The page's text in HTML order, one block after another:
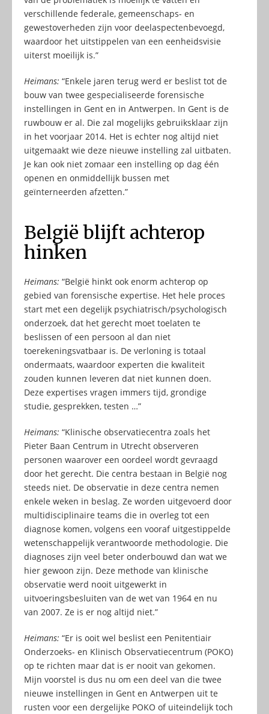
verschillende federale, gemeenschaps- en
gewestoverheden zijn voor deelaspectenbevoegd,
waardoor het uitstippelen van een eenheidsvisie
uiterst moeilijk is.”
Heimans: “Enkele jaren terug werd er beslist tot de
bouw van twee gespecialiseerde forensische
instellingen in Gent en in Antwerpen. In Gent is de
ruwbouw er al. Die zal mogelijks gebruiksklaar zijn
in het voorjaar 2014. Het is echter nog altijd niet
uitgemaakt wie deze nieuwe instelling zal uitbaten.
Je kan ook niet zomaar een instelling op dag één
openen en onmiddellijk bussen met
geïnterneerden afzetten.”
België blijft achterop
hinken
Heimans: “België hinkt ook enorm achterop op
gebied van forensische expertise. Het hele proces
start met een degelijk psychiatrisch/psychologisch
onderzoek, dat het gerecht moet toelaten te
beslissen of een persoon al dan niet
toerekeningsvatbaar is. De verloning is totaal
ondermaats, waardoor experten die kwaliteit
zouden kunnen leveren dat niet kunnen doen.
Deze expertises vragen immers tijd, grondige
studie, gesprekken, testen …”
Heimans: “Klinische observatiecentra zoals het
Pieter Baan Centrum in Utrecht observeren
personen waarover een oordeel wordt gevraagd
door het gerecht. Die centra bestaan in België nog
steeds niet. De observatie in deze centra nemen
enkele weken in beslag. Ze worden uitgevoerd door
multidisciplinaire teams die in overleg tot een
diagnose komen, volgens een vooraf uitgestippelde
wetenschappelijk verantwoorde methodologie. Die
diagnoses zijn veel beter onderbouwd dan wat we
hier gewoon zijn. Deze methode van klinische
observatie werd nooit uitgewerkt in
uitvoeringsbesluiten van de wet van 1964 en nu
van 2007. Ze is er nog altijd niet.”
Heimans: “Er is ooit wel beslist een Penitentiair
Onderzoeks- en Klinisch Observatiecentrum (POKO)
op te richten maar dat is er nooit van gekomen.
Mijn voorstel is dus nu om een deel van die twee
nieuwe instellingen in Gent en Antwerpen uit te
rusten voor een dergelijke POKO of uiteindelijk toch